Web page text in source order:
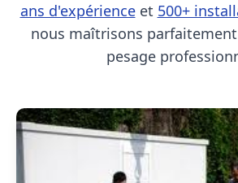
ans d'expérienceet 500+
nous maîtrisons
pesage